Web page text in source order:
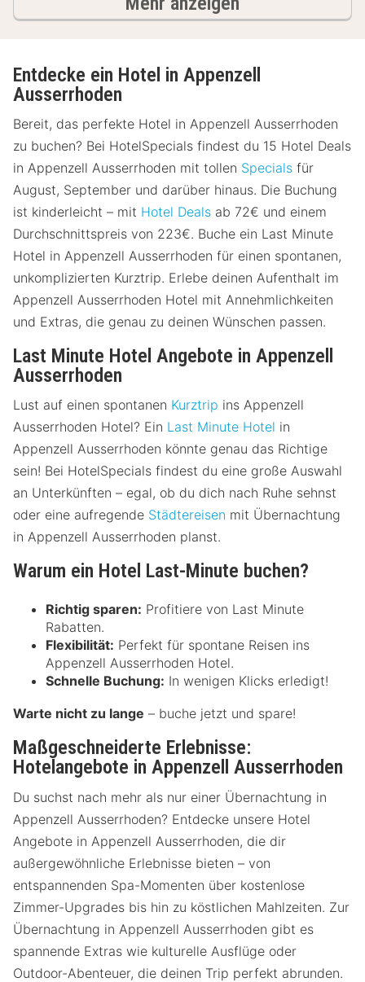
Entdecke ein Hotel in Appenzell
Ausserrhoden
Bereit, das perfekte Hotel in Appenzell Ausserrhoden
zu buchen? Bei HotelSpecials findest du 15 Hotel Deals
in Appenzell Ausserrhoden mit tollen Specials für
August, September und darüber hinaus. Die Buchung
ist kinderleicht – mit Hotel Deals ab 72€ und einem
Durchschnittspreis von 223€. Buche ein Last Minute
Hotel in Appenzell Ausserrhoden für einen spontanen,
unkomplizierten Kurztrip. Erlebe deinen Aufenthalt im
Appenzell Ausserrhoden Hotel mit Annehmlichkeiten
und Extras, die genau zu deinen Wünschen passen.
Last Minute Hotel Angebote in Appenzell
Ausserrhoden
Lust auf einen spontanen Kurztrip ins Appenzell
Ausserrhoden Hotel? Ein Last Minute Hotel in
Appenzell Ausserrhoden könnte genau das Richtige
sein! Bei HotelSpecials findest du eine große Auswahl
an Unterkünften – egal, ob du dich nach Ruhe sehnst
oder eine aufregende Städtereisen mit Übernachtung
in Appenzell Ausserrhoden planst.
Warum ein Hotel Last-Minute buchen?
Richtig sparen: Profitiere von Last Minute
Rabatten.
Flexibilität: Perfekt für spontane Reisen ins
Appenzell Ausserrhoden Hotel.
Schnelle Buchung: In wenigen Klicks erledigt!
Warte nicht zu lange – buche jetzt und spare!
Maßgeschneiderte Erlebnisse:
Hotelangebote in Appenzell Ausserrhoden
Du suchst nach mehr als nur einer Übernachtung in
Appenzell Ausserrhoden? Entdecke unsere Hotel
Angebote in Appenzell Ausserrhoden, die dir
außergewöhnliche Erlebnisse bieten – von
entspannenden Spa-Momenten über kostenlose
Zimmer-Upgrades bis hin zu köstlichen Mahlzeiten. Zur
Übernachtung in Appenzell Ausserrhoden gibt es
spannende Extras wie kulturelle Ausflüge oder
Outdoor-Abenteuer, die deinen Trip perfekt abrunden.